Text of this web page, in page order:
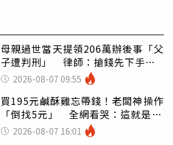
母親過世當天提領206萬辦後事「父
子遭判刑」 律師：搶錢先下手是
罪 2026-08-07 09:55
買195元鹹酥雞忘帶錢！老闆神操作
「倒找5元」 全網看哭：這就是台
灣 2026-08-07 16:01